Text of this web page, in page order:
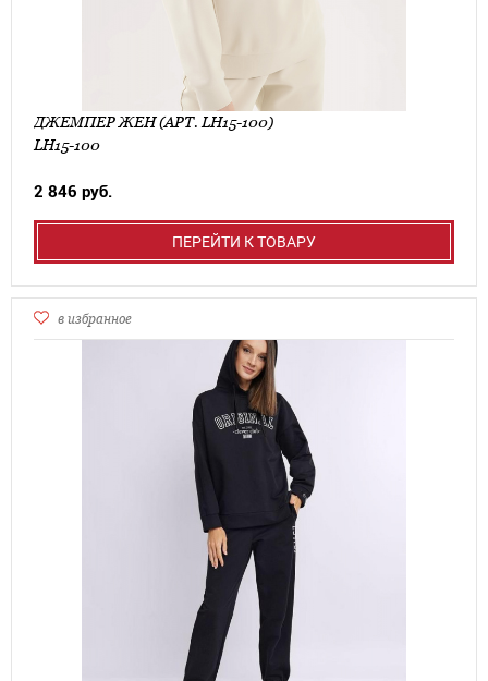
ДЖЕМПЕР ЖЕН (АРТ. LH15-100)
LH15-100
2 846 руб.
ПЕРЕЙТИ К ТОВАРУ
в избранное